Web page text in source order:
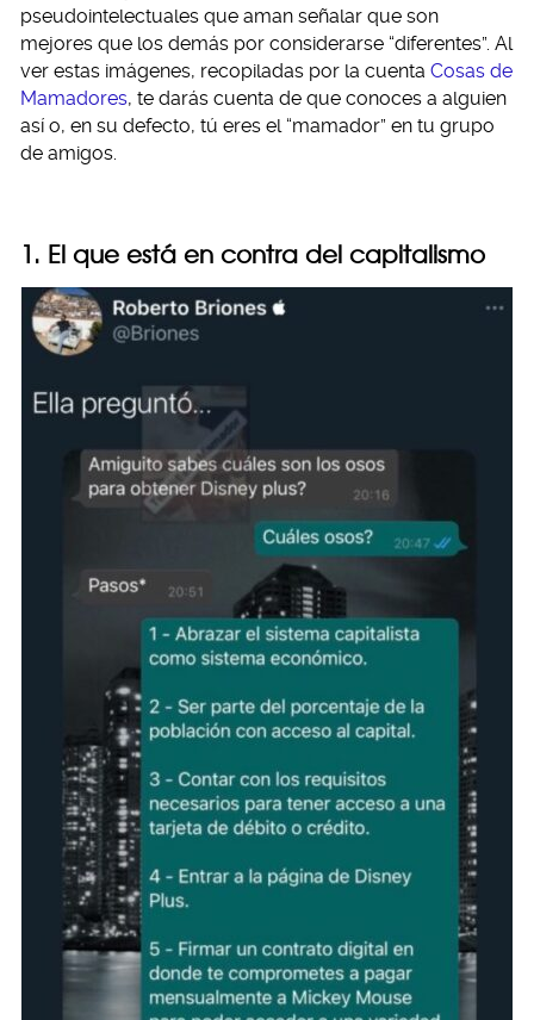
pseudointelectuales que aman señalar que son
mejores que los demás por considerarse “diferentes”. Al
ver estas imágenes, recopiladas por la cuenta Cosas de
Mamadores, te darás cuenta de que conoces a alguien
así o, en su defecto, tú eres el “mamador” en tu grupo
de amigos.
1. El que está en contra del capitalismo